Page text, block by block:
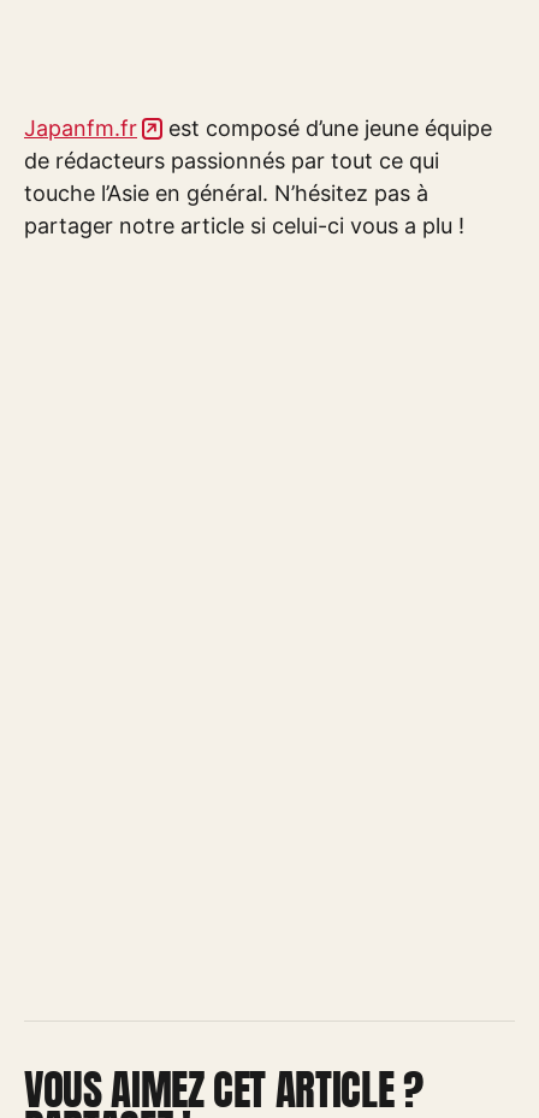
Japanfm.fr
est composé d’une jeune équipe
de rédacteurs passionnés par tout ce qui
touche l’Asie en général. N’hésitez pas à
partager notre article si celui-ci vous a plu !
VOUS AIMEZ CET ARTICLE ?